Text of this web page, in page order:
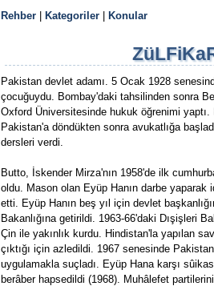
Rehber Kategoriler Konular
Pakistan devlet adamı. 5 Ocak 1928
çocuğuydu. Bombay'daki tahsilinden sonra
Oxford Üniversitesinde hukuk öğrenimi
Pakistan'a döndükten sonra avukatlığa
dersleri verdi.
Butto, İskender Mirza'nın 1958'de ilk
oldu. Mason olan Eyüp Hanın darbe yaparak
etti. Eyüp Hanın beş yıl için devlet
Bakanlığına getirildi. 1963-66'daki Dışişleri
Çin ile yakınlık kurdu. Hindistan'la yapılan
çıktığı için azledildi. 1967 senesinde
uygulamakla suçladı. Eyüp Hana karşı
berâber hapsedildi (1968). Muhâlefet